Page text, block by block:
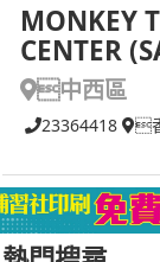
MONKEY
CENTER
中西區
23364418 